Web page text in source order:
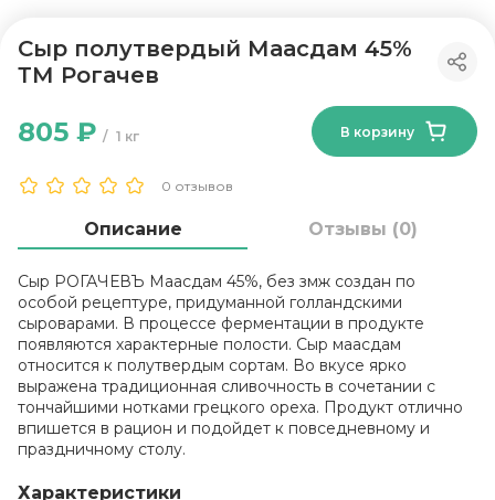
Сыр полутвердый Маасдам 45%
ТМ Рогачев
0 отзывов
1 кг
805 ₽ В корзину
Описание Отзывы (0)
Сыр РОГАЧЕВЪ Маасдам 45%, без змж создан по
особой рецептуре, придуманной голландскими
сыроварами. В процессе ферментации в продукте
появляются характерные полости. Сыр маасдам
относится к полутвердым сортам. Во вкусе ярко
выражена традиционная сливочность в сочетании с
тончайшими нотками грецкого ореха. Продукт отлично
впишется в рацион и подойдет к повседневному и
праздничному столу.
Характеристики